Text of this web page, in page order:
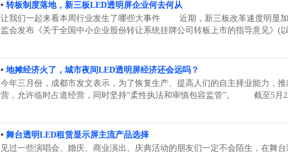
• 转板制度落地，新三板LED透明屏企业何去何从
让我们一起来看本周行业发生了哪些大事件 近期，新三板改革速度明
监会发布《关于全国中小企业股份转让系统挂牌公司转板上市的指导意见》(
• 地摊经济火了，城市夜间LED透明屏经济还会远吗？
今年三月份，成都市发文表示，为了恢复生产、提高人们的自主择业能力，
营，允许临时占道经营，同时坚持“柔性执法和审慎包容监管”。 截至5月
• 舞台透明LED租赁显示屏主流产品选择
见过一些演唱会、婚庆、商业演出、庆典活动的朋友们一定不会陌生，在舞